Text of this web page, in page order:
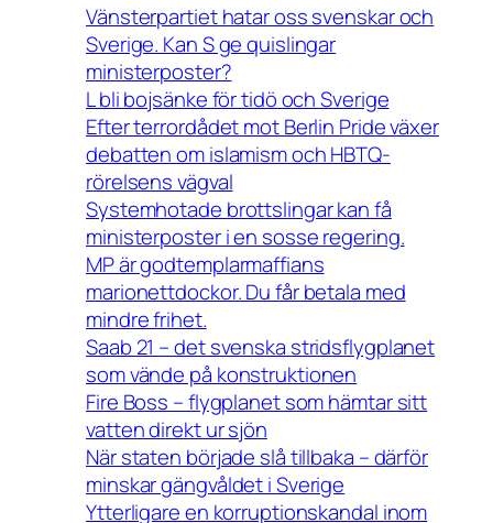
Vänsterpartiet hatar oss svenskar och
Sverige. Kan S ge quislingar
ministerposter?
L bli bojsänke för tidö och Sverige
Efter terrordådet mot Berlin Pride växer
debatten om islamism och HBTQ-
rörelsens vägval
Systemhotade brottslingar kan få
ministerposter i en sosse regering.
MP är godtemplarmaffians
marionettdockor. Du får betala med
mindre frihet.
Saab 21 – det svenska stridsflygplanet
som vände på konstruktionen
Fire Boss – flygplanet som hämtar sitt
vatten direkt ur sjön
När staten började slå tillbaka – därför
minskar gängvåldet i Sverige
Ytterligare en korruptionskandal inom